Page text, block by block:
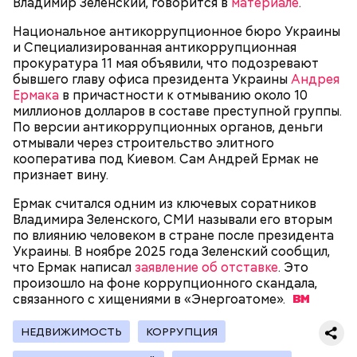
Национальное антикоррупционное бюро Украины
и Специализированная антикоррупционная
прокуратура 11 мая объявили, что подозревают
бывшего главу офиса президента УкраиныАндрея
Ермака в причастности к отмыванию около 10
миллионов долларов в составе преступной группы.
По версии антикоррупционных органов, деньги
отмывали через строительство элитного
кооператива под Киевом. Сам Андрей Ермак не
признает вину.
Ермак считался одним из ключевых соратников
Владимира Зеленского, СМИ называли его вторым
по влиянию человеком в стране после президента
Украины. В ноябре 2025 года Зеленский сообщил,
что Ермак написалзаявление об отставке. Это
произошло на фоне коррупционного скандала,
связанного с хищениями в «Энергоатоме».
НЕДВИЖИМОСТЬ КОРРУПЦИЯ
Фото: Shutterstock
кровью дракона. Они же используют ее в
медицинских целях и красят ей ткань и волосы.
Он находился на посту менеджера, занимался
наймом персонала и продажей продуктов. В 2000
году Балмер сменил Билла Гейтса на посту
генерального директора. Им он оставался до 2014
года, после чего ушел с поста, но остался
держателем акций компании. Сейчас его состояние
оценивается в 126 миллиардов долларов.
Окружающие отмечали, что Носс была в здравом
уме до конца жизни. Интересно, что когда в
возрасте 117 лет ей сообщили, что она теперь
является старейшим из ныне живущих людей,
женщина с улыбкой ответила: «Ну и что?». Сама
Носс отмечала, что секрет ее долголетия
заключается в постоянной двигательной
активности и отсутствии беспокойства по поводу
возраста. Однако стоит отметить, что ей в том
Канэ Танака (119 лет)